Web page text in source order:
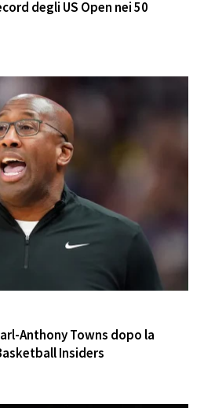
degli US Open nei 50
Anthony Towns dopo la
Insiders